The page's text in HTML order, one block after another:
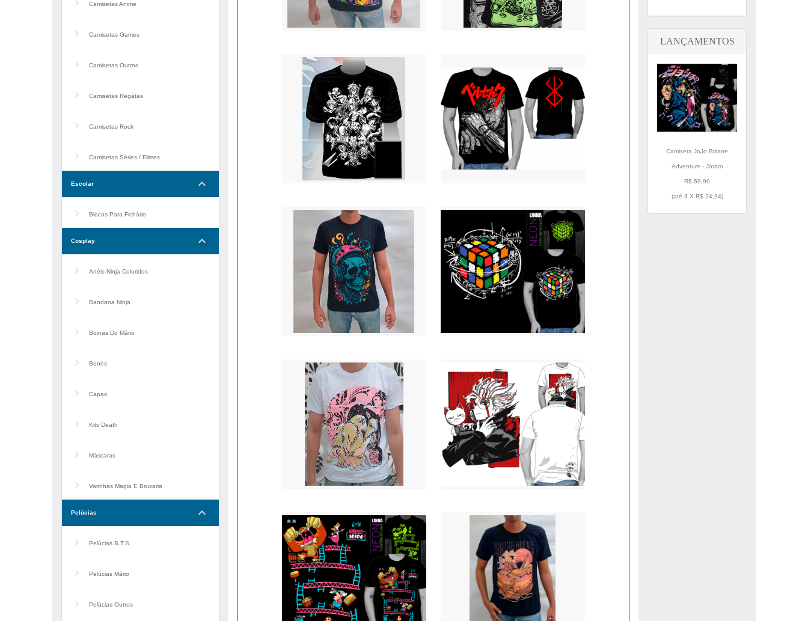
Camisetas Anime
Camisetas Games
Camisetas Outros
Camisetas Regatas
Camisetas Rock
Camisetas Séries / Filmes
Escolar keyboard_arrow_down
Blocos Para Fichário
Cosplay keyboard_arrow_down
Anéis Ninja Coloridos
Bandana Ninja
Boinas Do Mário
Bonés
Capas
Kits Death
Máscaras
Varinhas Magia E Bruxaria
Pelúcias keyboard_arrow_down
Pelúcias B.T.S.
Pelúcias Mário
Pelúcias Outros
R$ 69,90
3 X R$ 24,94 3 X R$ 24,94
R$ 69,90 R$ 69,90
R$ 69,90
3 X R$ 24,94 3 X R$ 24,94
R$ 69,90
3 X R$ 24,94
R$ 69,90
LANÇAMENTOS
Camiseta JoJo Bizarre
Adventure - Jotaro
R$ 69,90
(até 3 X R$ 24,94)